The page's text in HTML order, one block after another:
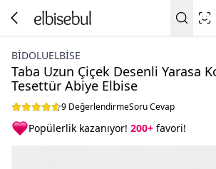
BIDOLUELBISE
Taba Uzun Çiçek Desenli Yarasa
Tesettür Abiye Elbise
9 DeğerlendirmeSoru Cevap
Popülerlik kazanıyor! 200+ favori!